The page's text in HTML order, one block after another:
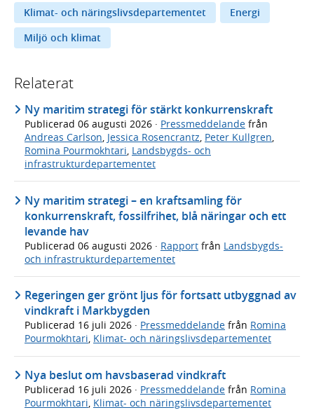
Klimat- och näringslivsdepartementet
Energi
Miljö och klimat
Relaterat
Ny maritim strategi för stärkt konkurrenskraft
Publicerad 06 augusti 2026 · Pressmeddelande från
Andreas Carlson, Jessica Rosencrantz, Peter Kullgren,
Romina Pourmokhtari, Landsbygds- och
infrastrukturdepartementet
Ny maritim strategi – en kraftsamling för
konkurrenskraft, fossilfrihet, blå näringar och ett
levande hav
Publicerad 06 augusti 2026 · Rapport från Landsbygds-
och infrastrukturdepartementet
Regeringen ger grönt ljus för fortsatt utbyggnad av
vindkraft i Markbygden
Publicerad 16 juli 2026 · Pressmeddelande från Romina
Pourmokhtari, Klimat- och näringslivsdepartementet
Nya beslut om havsbaserad vindkraft
Publicerad 16 juli 2026 · Pressmeddelande från Romina
Pourmokhtari, Klimat- och näringslivsdepartementet